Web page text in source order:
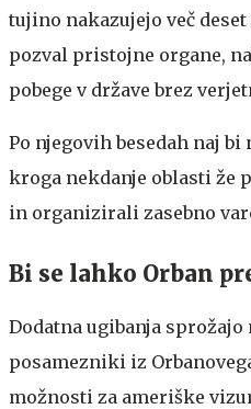
tujino nakazujejo več
pozval pristojne organe,
pobege v države brez
Po njegovih besedah naj
kroga nekdanje oblasti
in organizirali zasebno
Bi se lahko Orban
Dodatna ugibanja sprožajo
posamezniki iz
možnosti za ameriške